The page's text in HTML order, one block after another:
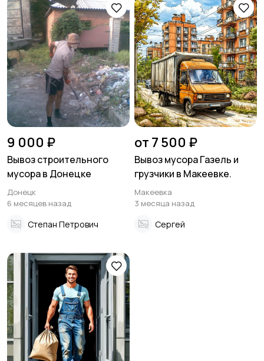
9 000 ₽
Вывоз строительного
мусора в Донецке
Донецк
6 месяцев назад
Степан Петрович
от 7 500 ₽
Вывоз мусора Газель и
грузчики в Макеевке.
Макеевка
3 месяца назад
Сергей